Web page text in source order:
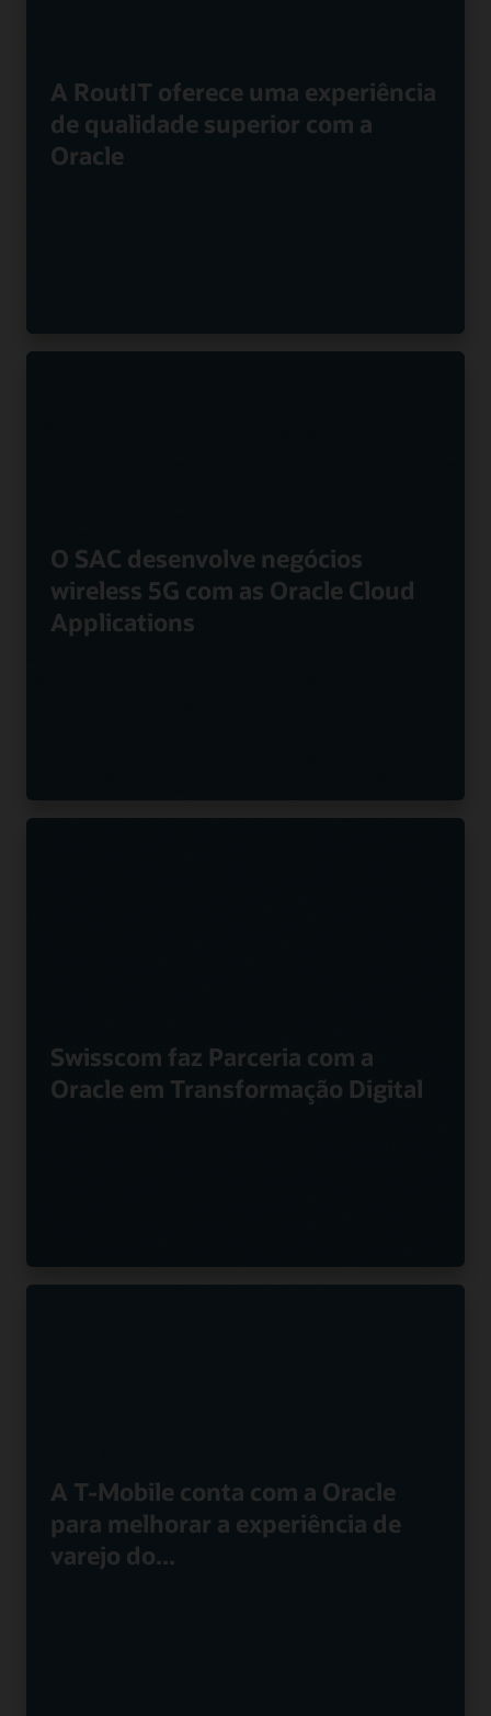
A RoutIT oferece uma experiência
de qualidade superior com a
Oracle
O SAC desenvolve negócios
wireless 5G com as Oracle Cloud
Applications
Swisscom faz Parceria com a
Oracle em Transformação Digital
A T-Mobile conta com a Oracle
para melhorar a experiência de
varejo do...